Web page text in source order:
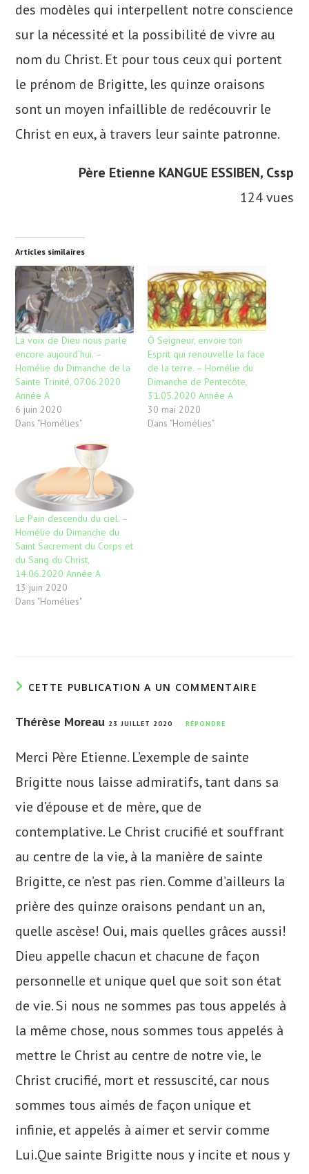
des modèles qui interpellent notre conscience
sur la nécessité et la possibilité de vivre au
nom du Christ. Et pour tous ceux qui portent
le prénom de Brigitte, les quinze oraisons
sont un moyen infaillible de redécouvrir le
Christ en eux, à travers leur sainte patronne.
Père Etienne KANGUE ESSIBEN, Cssp
124 vues
Articles similaires
La voix de Dieu nous parle
encore aujourd’hui. –
Homélie du Dimanche de la
Sainte Trinité, 07.06.2020
Année A
6 juin 2020
Dans "Homélies"
Ô Seigneur, envoie ton
Esprit qui renouvelle la face
de la terre. – Homélie du
Dimanche de Pentecôte,
31.05.2020 Année A
30 mai 2020
Dans "Homélies"
Le Pain descendu du ciel. –
Homélie du Dimanche du
Saint Sacrement du Corps et
du Sang du Christ,
14.06.2020 Année A
13 juin 2020
Dans "Homélies"
CETTE PUBLICATION A UN COMMENTAIRE
Thérèse Moreau 23 JUILLET 2020 RÉPONDRE
Merci Père Etienne. L’exemple de sainte
Brigitte nous laisse admiratifs, tant dans sa
vie d’épouse et de mère, que de
contemplative. Le Christ crucifié et souffrant
au centre de la vie, à la manière de sainte
Brigitte, ce n’est pas rien. Comme d’ailleurs la
prière des quinze oraisons pendant un an,
quelle ascèse! Oui, mais quelles grâces aussi!
Dieu appelle chacun et chacune de façon
personnelle et unique quel que soit son état
de vie. Si nous ne sommes pas tous appelés à
la même chose, nous sommes tous appelés à
mettre le Christ au centre de notre vie, le
Christ crucifié, mort et ressuscité, car nous
sommes tous aimés de façon unique et
infinie, et appelés à aimer et servir comme
Lui.Que sainte Brigitte nous y incite et nous y